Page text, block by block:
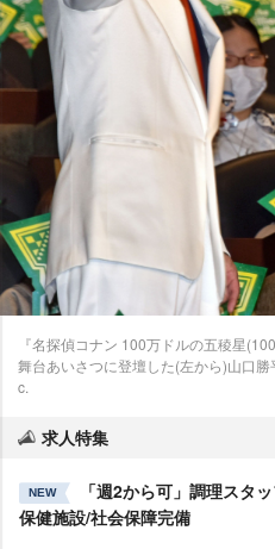
『名探偵コナン 100万ドルの五稜星
舞台あいさつに登壇した(左から)山口
c.
求人特集
NEW
「週2から可」調理スタ
保健施設/社会保障完備